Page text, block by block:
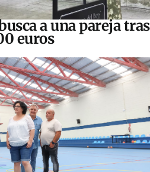
a una pareja
euros